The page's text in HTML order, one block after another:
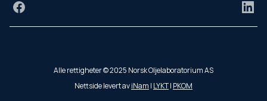
Facebook
Alle rettigheter © 2025 Norsk Oljelaboratorium AS
Nettside levert aviNam | LYKT| PKOM